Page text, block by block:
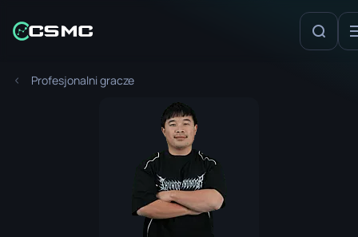
Profesjonalni gracze